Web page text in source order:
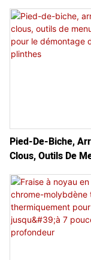
Pied-De-Biche,
Clous, Outils De
Pour Le
Plinthes